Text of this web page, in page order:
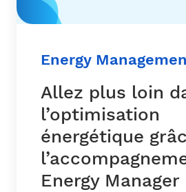
Energy
Allez plus loin
l’optimisation
énergétique
Energy Manager